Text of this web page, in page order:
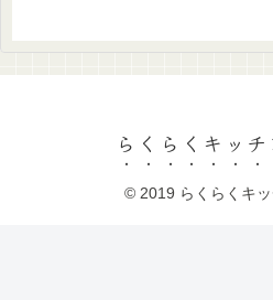
らくらくキッ
© 2019 らくらくキッ